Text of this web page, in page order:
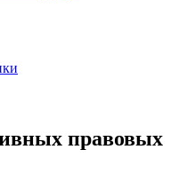
правовых